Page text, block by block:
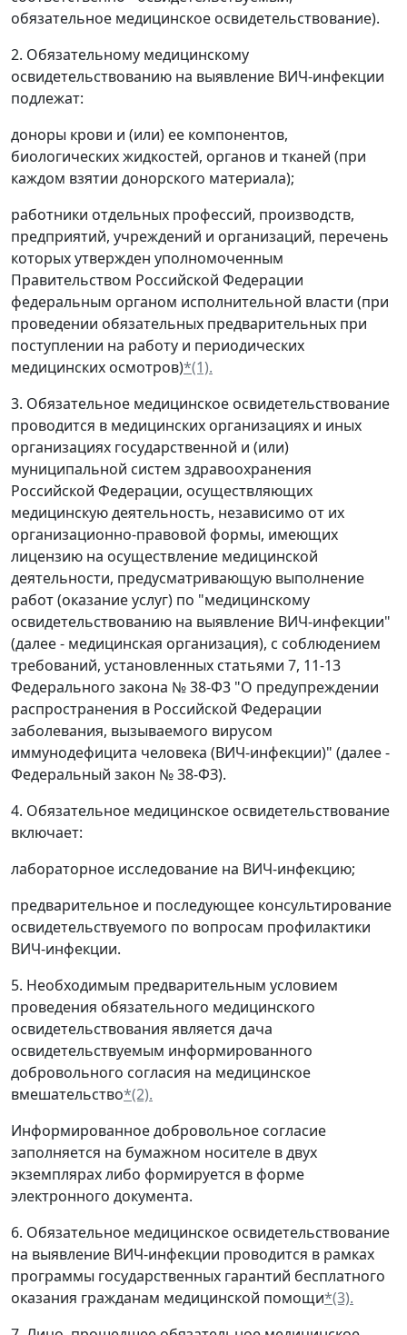
обязательное медицинское освидетельствование).
2. Обязательному медицинскому
освидетельствованию на выявление ВИЧ-инфекции
подлежат:
доноры крови и (или) ее компонентов,
биологических жидкостей, органов и тканей (при
каждом взятии донорского материала);
работники отдельных профессий, производств,
предприятий, учреждений и организаций, перечень
которых утвержден уполномоченным
Правительством Российской Федерации
федеральным органом исполнительной власти (при
проведении обязательных предварительных при
поступлении на работу и периодических
медицинских осмотров)*(1).
3. Обязательное медицинское освидетельствование
проводится в медицинских организациях и иных
организациях государственной и (или)
муниципальной систем здравоохранения
Российской Федерации, осуществляющих
медицинскую деятельность, независимо от их
организационно-правовой формы, имеющих
лицензию на осуществление медицинской
деятельности, предусматривающую выполнение
работ (оказание услуг) по "медицинскому
освидетельствованию на выявление ВИЧ-инфекции"
(далее - медицинская организация), с соблюдением
требований, установленных статьями 7, 11-13
Федерального закона № 38-Ф3 "О предупреждении
распространения в Российской Федерации
заболевания, вызываемого вирусом
иммунодефицита человека (ВИЧ-инфекции)" (далее -
Федеральный закон № 38-ФЗ).
4. Обязательное медицинское освидетельствование
включает:
лабораторное исследование на ВИЧ-инфекцию;
предварительное и последующее консультирование
освидетельствуемого по вопросам профилактики
ВИЧ-инфекции.
5. Необходимым предварительным условием
проведения обязательного медицинского
освидетельствования является дача
освидетельствуемым информированного
добровольного согласия на медицинское
вмешательство*(2).
Информированное добровольное согласие
заполняется на бумажном носителе в двух
экземплярах либо формируется в форме
электронного документа.
6. Обязательное медицинское освидетельствование
на выявление ВИЧ-инфекции проводится в рамках
программы государственных гарантий бесплатного
оказания гражданам медицинской помощи*(3).